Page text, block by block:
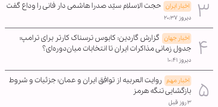
اخبار ایران حجت الاسلام سیّد صدرا هاشمی دار فانی را وداع گفت
دیروز ۲۰:۳۷
اخبار جهان گزارش گاردین: کابوس ترسناک کارتر برای ترامپ؛
جدول زمانی مذاکرات ایران تا انتخابات میان‌دوره‌ای؟
دیروز ۱۰:۴۱
اخبار مهم روایت العربیه از توافق ایران و عمان؛ جزئیات و شروط
بازگشایی تنگه هرمز
۳ روز قبل